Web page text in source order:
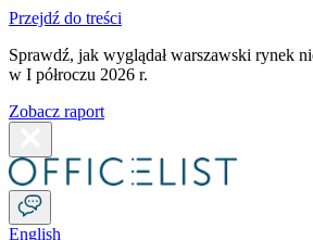
Przejdź do treści
Sprawdź, jak wyglądał warszawski rynek
w I półroczu 2026 r.
Zobacz raport
English